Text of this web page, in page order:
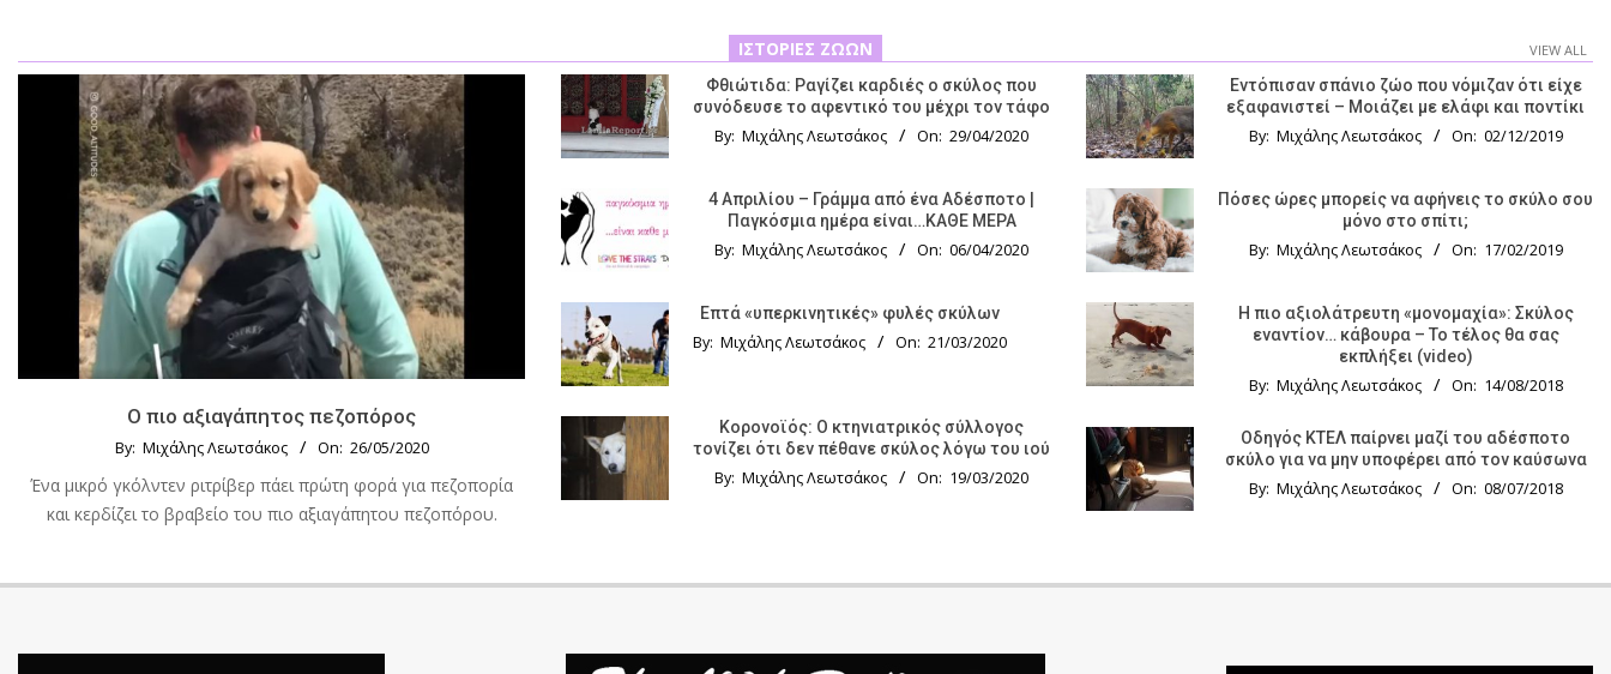
ΙΣΤΟΡΊΕΣ ΖΏΩΝ VIEW ALL
Ο πιο αξιαγάπητος πεζοπόρος
By: Μιχάλης Λεωτσάκος On: 26/05/2020
Ένα μικρό γκόλντεν ριτρίβερ πάει πρώτη φορά για πεζοπορία
και κερδίζει το βραβείο του πιο αξιαγάπητου πεζοπόρου.
Φθιώτιδα: Ραγίζει καρδιές ο σκύλος που
συνόδευσε το αφεντικό του μέχρι τον τάφο
By: Μιχάλης Λεωτσάκος On: 29/04/2020
4 Απριλίου – Γράμμα από ένα Αδέσποτο |
Παγκόσμια ημέρα είναι…ΚΑΘΕ ΜΕΡΑ
By: Μιχάλης Λεωτσάκος On: 06/04/2020
Επτά «υπερκινητικές» φυλές σκύλων
By: Μιχάλης Λεωτσάκος On: 21/03/2020
Κορονοϊός: Ο κτηνιατρικός σύλλογος
τονίζει ότι δεν πέθανε σκύλος λόγω του ιού
By: Μιχάλης Λεωτσάκος On: 19/03/2020
Εντόπισαν σπάνιο ζώο που νόμιζαν ότι είχε
εξαφανιστεί – Μοιάζει με ελάφι και ποντίκι
By: Μιχάλης Λεωτσάκος On: 02/12/2019
Πόσες ώρες μπορείς να αφήνεις το σκύλο σου
μόνο στο σπίτι;
By: Μιχάλης Λεωτσάκος On: 17/02/2019
Η πιο αξιολάτρευτη «μονομαχία»: Σκύλος
εναντίον… κάβουρα – Το τέλος θα σας
εκπλήξει (video)
By: Μιχάλης Λεωτσάκος On: 14/08/2018
Οδηγός KTΕΛ παίρνει μαζί του αδέσποτο
σκύλο για να μην υποφέρει από τον καύσωνα
By: Μιχάλης Λεωτσάκος On: 08/07/2018